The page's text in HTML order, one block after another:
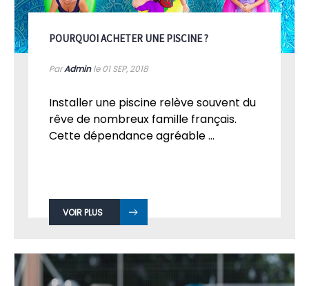
POURQUOI ACHETER UNE PISCINE ?
ParAdminle 01SEP, 2018
Installer une piscine relève souvent du
rêve de nombreux famille français.
Cette dépendance agréable ...
VOIR PLUS